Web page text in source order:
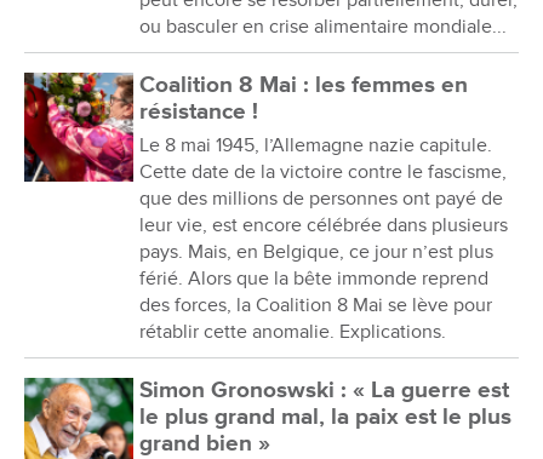
ou basculer en crise alimentaire mondiale...
Coalition 8 Mai : les femmes en
résistance !
Le 8 mai 1945, l’Allemagne nazie capitule.
Cette date de la victoire contre le fascisme,
que des millions de personnes ont payé de
leur vie, est encore célébrée dans plusieurs
pays. Mais, en Belgique, ce jour n’est plus
férié. Alors que la bête immonde reprend
des forces, la Coalition 8 Mai se lève pour
rétablir cette anomalie. Explications.
Simon Gronoswski : « La guerre est
le plus grand mal, la paix est le plus
grand bien »